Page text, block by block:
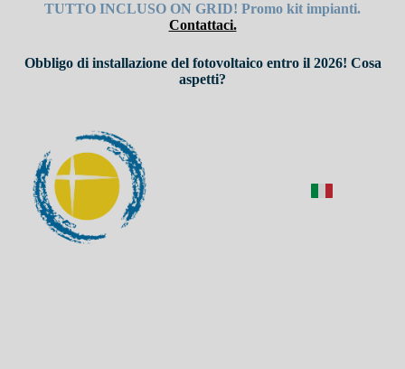
TUTTO INCLUSO ON GRID! Promo kit impianti.
Contattaci.
Obbligo di installazione del fotovoltaico entro il 2026! Cosa
aspetti?